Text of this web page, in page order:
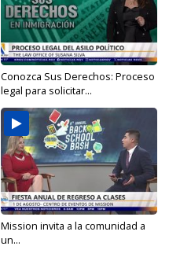
Conozca Sus Derechos: Proceso
legal para solicitar...
Mission invita a la comunidad a
un...